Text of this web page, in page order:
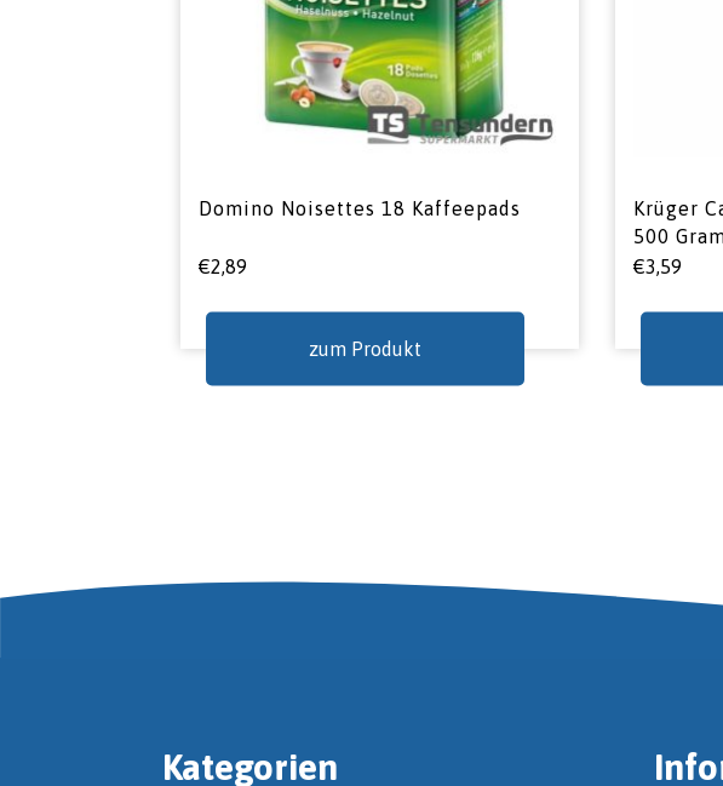
Domino Noisettes 18 Kaffeepads
€2,89
zum Produkt
Krüger
500
€3,59
Kategorien